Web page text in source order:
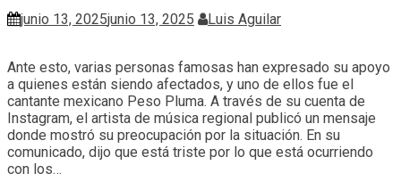
junio 13, 2025junio 13, 2025 Luis Aguilar
Ante esto, varias personas famosas han expresado su apoyo
a quienes están siendo afectados, y uno de ellos fue el
cantante mexicano Peso Pluma. A través de su cuenta de
Instagram, el artista de música regional publicó un mensaje
donde mostró su preocupación por la situación. En su
comunicado, dijo que está triste por lo que está ocurriendo
con los…